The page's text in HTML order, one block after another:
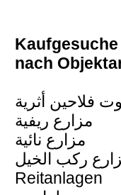
Kaufgesuche
nach
فلاحين أثرية
مزارع ريفية
مزارع نائية
ركب الخيل
Reitanlagen